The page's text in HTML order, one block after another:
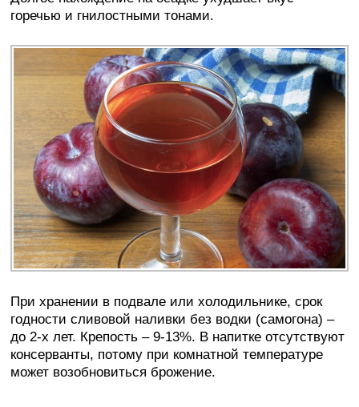
горечью и гнилостными тонами.
При хранении в подвале или холодильнике, срок
годности сливовой наливки без водки (самогона) –
до 2-х лет. Крепость – 9-13%. В напитке отсутствуют
консерванты, потому при комнатной температуре
может возобновиться брожение.